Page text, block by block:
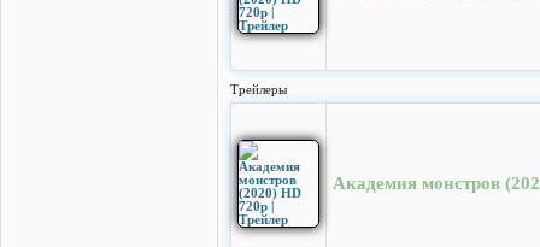
Трейлеры
Академия монстров